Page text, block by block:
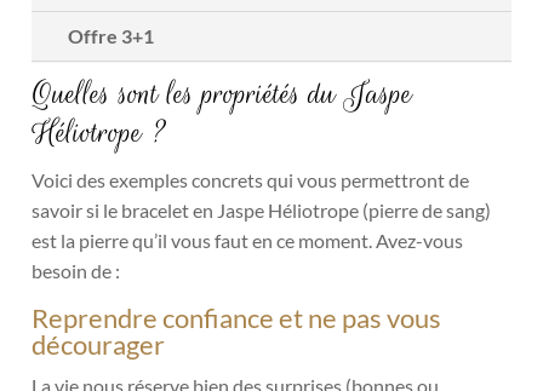
Offre 3+1
Quelles sont les propriétés du Jaspe
Héliotrope ?
Voici des exemples concrets qui vous permettront de
savoir si le bracelet en Jaspe Héliotrope (pierre de sang)
est la pierre qu’il vous faut en ce moment. Avez-vous
besoin de :
Reprendre confiance et ne pas vous
décourager
La vie nous réserve bien des surprises (bonnes ou